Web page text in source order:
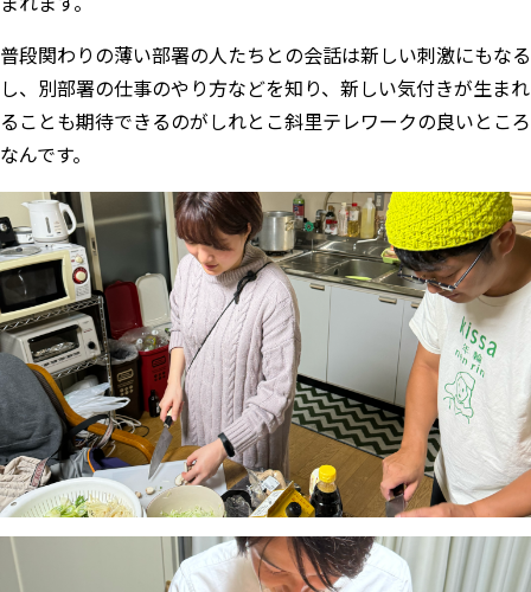
普段関わりの薄い部署の人たちとの会話は新しい刺激にもなる
し、別部署の仕事のやり方などを知り、新しい気付きが生まれ
ることも期待できるのがしれとこ斜里テレワークの良いところ
なんです。